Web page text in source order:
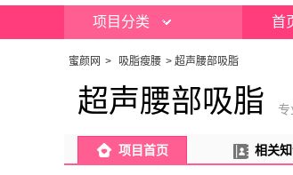
项目分类 首
蜜颜网 > 吸脂瘦腰 > 超声腰部吸脂
超声腰部吸脂
项目首页 相关